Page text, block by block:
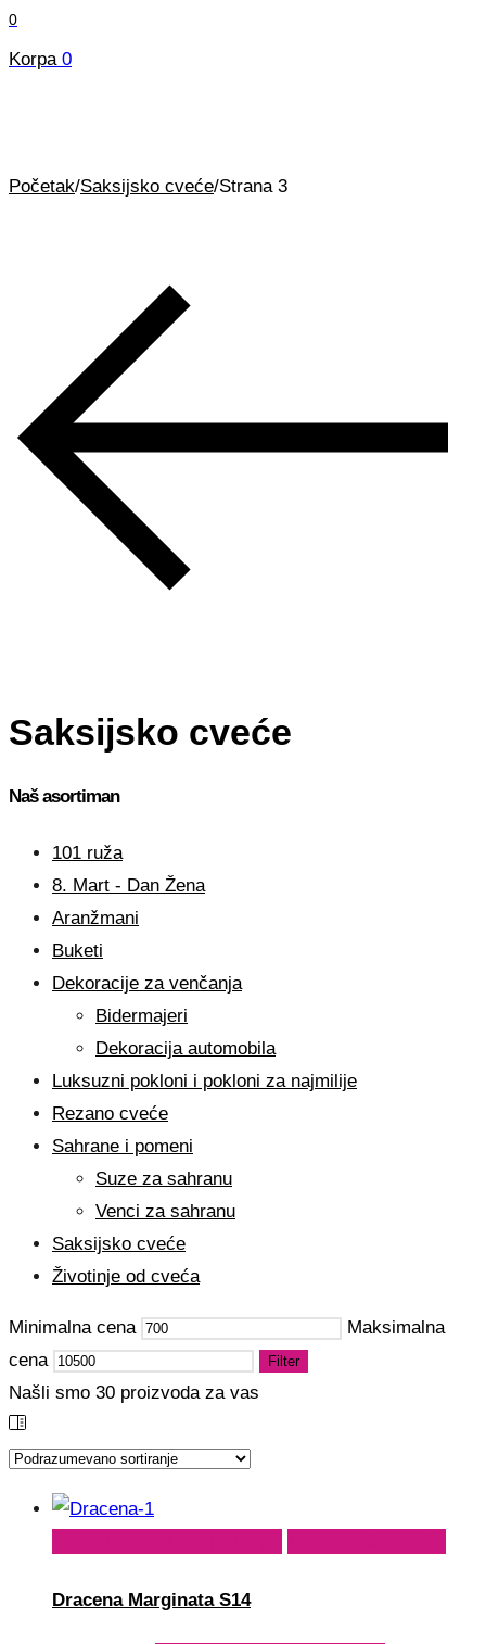
0
Korpa 0
Početak/Saksijsko cveće/Strana 3
Saksijsko cveće
Naš asortiman
101 ruža
8. Mart - Dan Žena
Aranžmani
Buketi
Dekoracije za venčanja
Bidermajeri
Dekoracija automobila
Luksuzni pokloni i pokloni za najmilije
Rezano cveće
Sahrane i pomeni
Suze za sahranu
Venci za sahranu
Saksijsko cveće
Životinje od cveća
Minimalna cena
Maksimalna
cena
Filter
Našli smo 30 proizvoda za vas
Dracena Marginata S14